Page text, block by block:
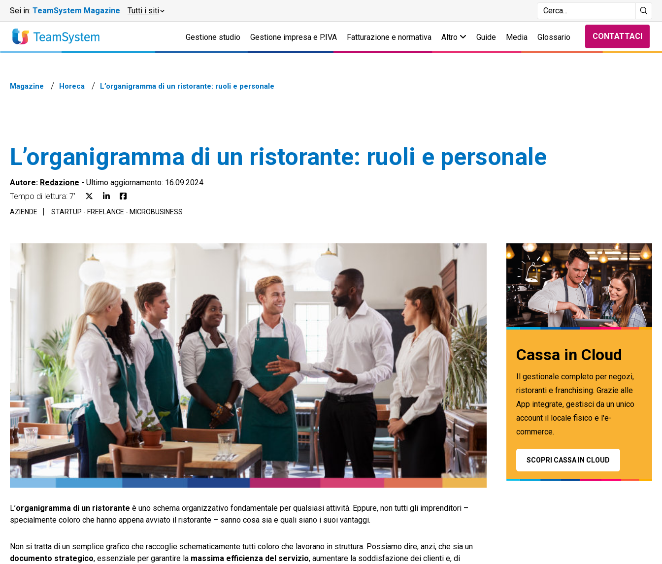
Sei in: TeamSystem Magazine Tutti i siti
Gestione studio Gestione impresa e P.IVA Fatturazione e normativa Altro Guide Media Glossario CONTATTACI
Magazine Horeca L’organigramma di un ristorante: ruoli e personale
L’organigramma di un ristorante: ruoli e personale
Autore: Redazione - Ultimo aggiornamento: 16.09.2024
Tempo di lettura: 7'
AZIENDE STARTUP - FREELANCE - MICROBUSINESS
L’organigramma di un ristorante è uno schema organizzativo fondamentale per qualsiasi attività. Eppure, non tutti gli imprenditori –
specialmente coloro che hanno appena avviato il ristorante – sanno cosa sia e quali siano i suoi vantaggi.
Non si tratta di un semplice grafico che raccoglie schematicamente tutti coloro che lavorano in struttura. Possiamo dire, anzi, che sia un
documento strategico, essenziale per garantire la massima efficienza del servizio, aumentare la soddisfazione dei clienti e, di
Cassa in Cloud
Il gestionale completo per negozi,
ristoranti e franchising. Grazie alle
App integrate, gestisci da un unico
account il locale fisico e l'e-
commerce.
SCOPRI CASSA IN CLOUD